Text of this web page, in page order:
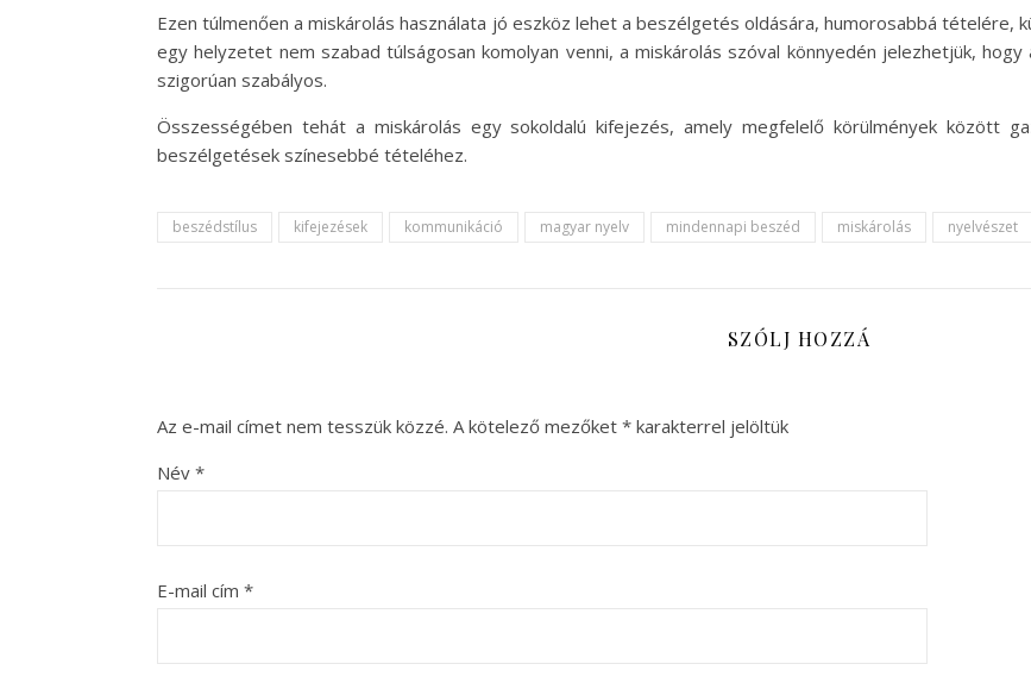
Ezen túlmenően a miskárolás használata jó eszköz lehet a beszélgetés oldására, humorosabbá tételére,
egy helyzetet nem szabad túlságosan komolyan venni, a miskárolás szóval könnyedén jelezhetjük,
szigorúan szabályos.
Összességében tehát a miskárolás egy sokoldalú kifejezés, amely megfelelő körülmények között
beszélgetések színesebbé tételéhez.
beszédstílus kifejezések kommunikáció magyar nyelv mindennapi beszéd miskárolás nyelvészet
SZÓLJ HOZZÁ
Az e-mail címet nem tesszük közzé. A kötelező mezőket * karakterrel jelöltük
Név *
E-mail cím *